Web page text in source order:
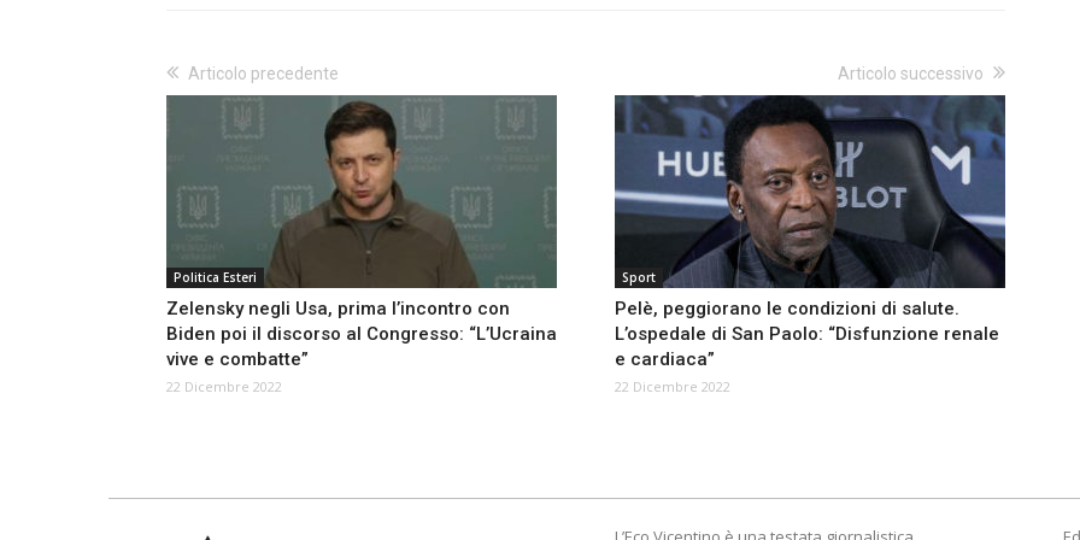
Articolo precedente
Politica Esteri
Zelensky negli Usa, prima l’incontro con
Biden poi il discorso al Congresso: “L’Ucraina
vive e combatte”
22 Dicembre 2022
Articolo successivo
Sport
Pelè, peggiorano le condizioni di salute.
L’ospedale di San Paolo: “Disfunzione renale
e cardiaca”
22 Dicembre 2022